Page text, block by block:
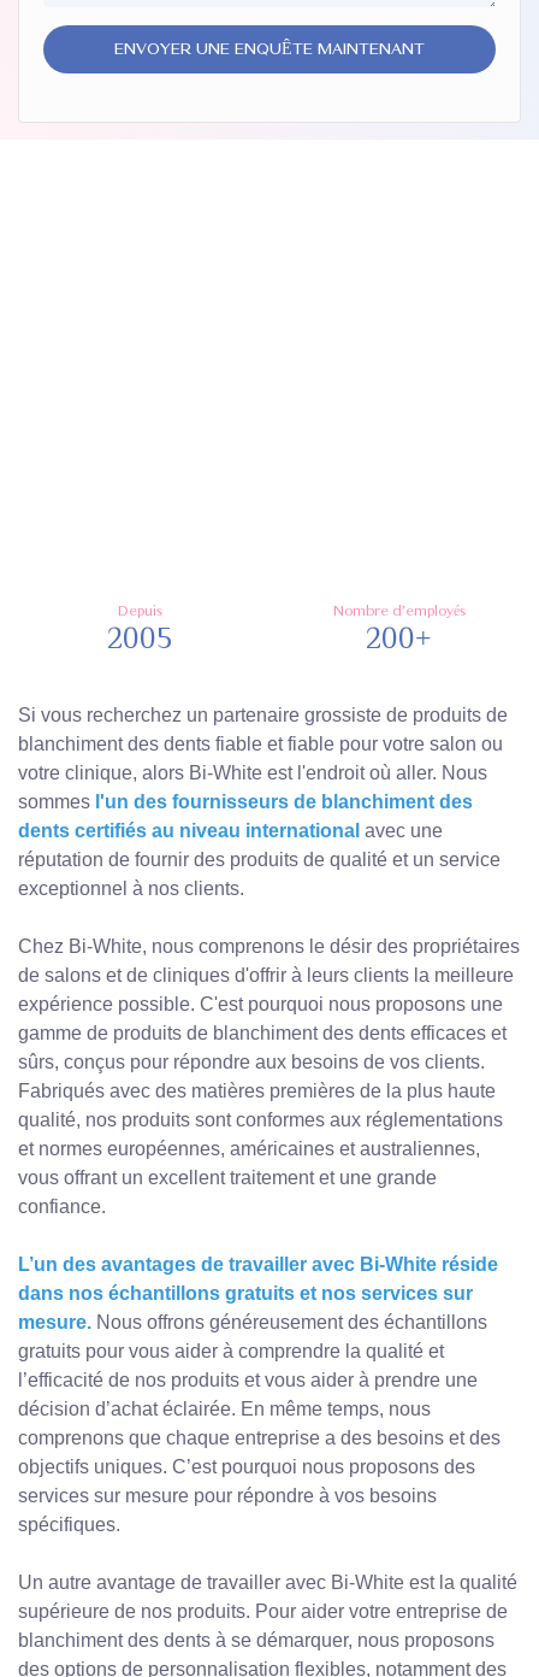
ENVOYER UNE ENQUÊTE MAINTENANT
rapport européen sur la sécurité
des produits cosmétiques
(CPSR) et à la réglementation
Depuis
2005
Nombre d'employés
200+
Si vous recherchez un partenaire grossiste de produits de
blanchiment des dents fiable et fiable pour votre salon ou
votre clinique, alors Bi-White est l'endroit où aller. Nous
sommes l'un des fournisseurs de blanchiment des
dents certifiés au niveau international avec une
réputation de fournir des produits de qualité et un service
exceptionnel à nos clients.
Chez Bi-White, nous comprenons le désir des propriétaires
de salons et de cliniques d'offrir à leurs clients la meilleure
expérience possible. C'est pourquoi nous proposons une
gamme de produits de blanchiment des dents efficaces et
sûrs, conçus pour répondre aux besoins de vos clients.
Fabriqués avec des matières premières de la plus haute
qualité, nos produits sont conformes aux réglementations
et normes européennes, américaines et australiennes,
vous offrant un excellent traitement et une grande
confiance.
L’un des avantages de travailler avec Bi-White réside
dans nos échantillons gratuits et nos services sur
mesure. Nous offrons généreusement des échantillons
gratuits pour vous aider à comprendre la qualité et
l’efficacité de nos produits et vous aider à prendre une
décision d’achat éclairée. En même temps, nous
comprenons que chaque entreprise a des besoins et des
objectifs uniques. C’est pourquoi nous proposons des
services sur mesure pour répondre à vos besoins
spécifiques.
Un autre avantage de travailler avec Bi-White est la qualité
supérieure de nos produits. Pour aider votre entreprise de
blanchiment des dents à se démarquer, nous proposons
des options de personnalisation flexibles, notamment des